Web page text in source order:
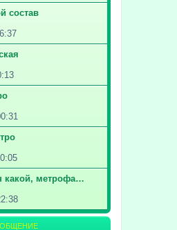
состав
какой, метрофа…